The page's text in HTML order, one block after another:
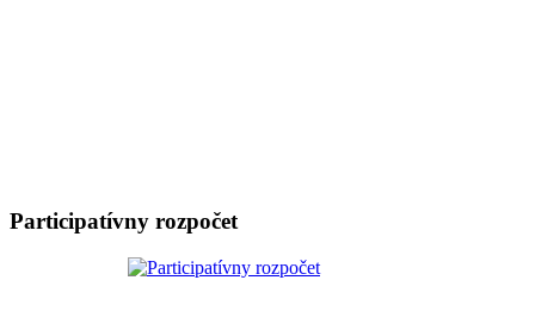
Participatívny rozpočet